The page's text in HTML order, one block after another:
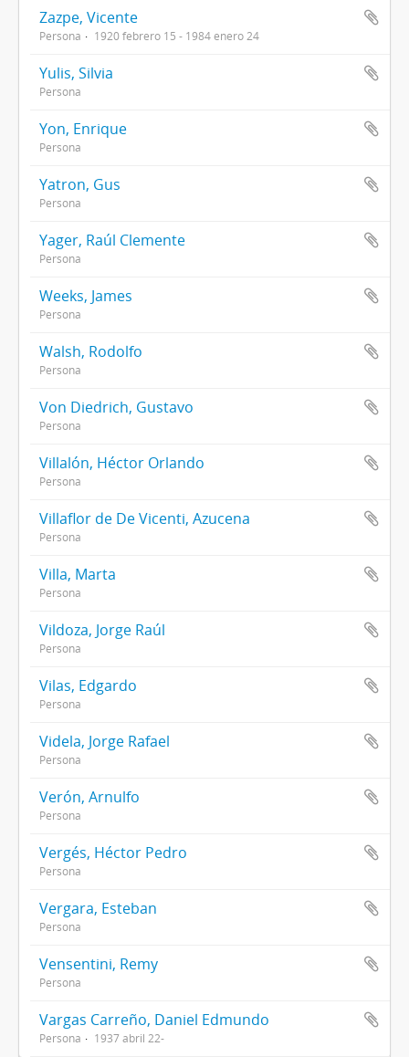
Zazpe, Vicente
Persona 1920 febrero 15 - 1984 enero 24
Yulis, Silvia
Persona
Yon, Enrique
Persona
Yatron, Gus
Persona
Yager, Raúl Clemente
Persona
Weeks, James
Persona
Walsh, Rodolfo
Persona
Von Diedrich, Gustavo
Persona
Villalón, Héctor Orlando
Persona
Villaflor de De Vicenti, Azucena
Persona
Villa, Marta
Persona
Vildoza, Jorge Raúl
Persona
Vilas, Edgardo
Persona
Videla, Jorge Rafael
Persona
Verón, Arnulfo
Persona
Vergés, Héctor Pedro
Persona
Vergara, Esteban
Persona
Vensentini, Remy
Persona
Vargas Carreño, Daniel Edmundo
Persona 1937 abril 22-